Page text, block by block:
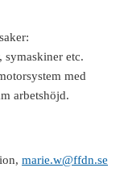
symaskiner etc.
med
arbetshöjd.
marie.w@ffdn.se